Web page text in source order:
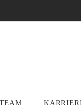
TEAM